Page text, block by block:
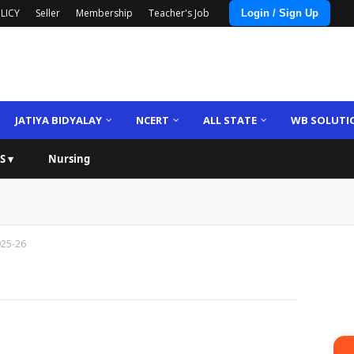
Seller Membership Teacher's Job Login / Sign Up
JATIYA BIDYALAY NCERT ALL STATE WB
▾ Nursing
26